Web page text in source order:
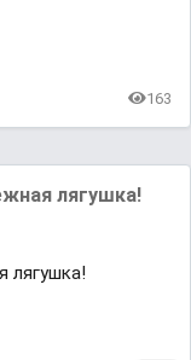
163
лягушкa!
лягушкa!